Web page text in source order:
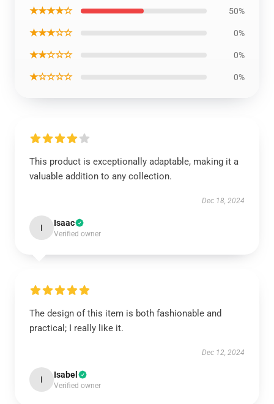
★★★★☆ 50%
★★★☆☆ 0%
★★☆☆☆ 0%
★☆☆☆☆ 0%
This product is exceptionally adaptable, making it a
valuable addition to any collection.
Dec 18, 2024
I Isaac
Verified owner
The design of this item is both fashionable and
practical; I really like it.
Dec 12, 2024
I Isabel
Verified owner